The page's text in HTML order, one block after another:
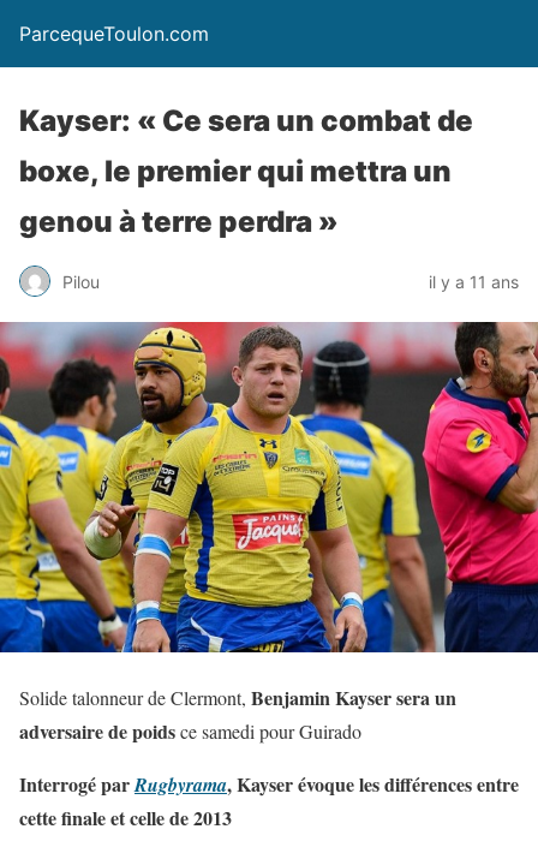
ParcequeToulon.com
Kayser: « Ce sera un combat de
boxe, le premier qui mettra un
genou à terre perdra »
Pilou il y a 11 ans
Solide talonneur de Clermont, Benjamin Kayser sera un
adversaire de poidsce samedi pour Guirado
Interrogé parRugbyrama, Kayser évoque les différences entre
cette finale et celle de 2013